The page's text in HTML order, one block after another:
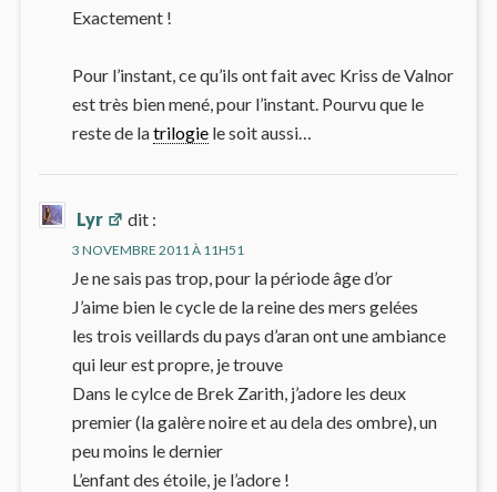
Exactement !
Pour l’instant, ce qu’ils ont fait avec Kriss de Valnor
est très bien mené, pour l’instant. Pourvu que le
reste de latrilogiele soit aussi…
Lyr dit :
3 NOVEMBRE 2011 À 11H51
Je ne sais pas trop, pour la période âge d’or
J’aime bien le cycle de la reine des mers gelées
les trois veillards du pays d’aran ont une ambiance
qui leur est propre, je trouve
Dans le cylce de Brek Zarith, j’adore les deux
premier (la galère noire et au dela des ombre), un
peu moins le dernier
L’enfant des étoile, je l’adore !